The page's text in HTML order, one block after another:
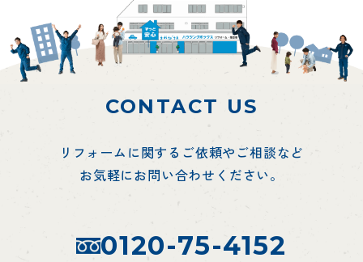
CONTACT US
リフォームに関するご依頼やご相談など
お気軽にお問い合わせください。
0120-75-4152